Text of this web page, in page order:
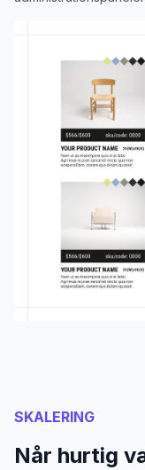
SKALERING
Når hurtig